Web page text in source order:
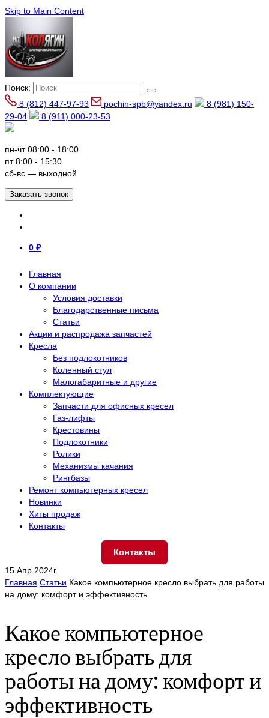
Skip to Main Content
Поиск:
8 (812) 447-97-93
pochin-spb@yandex.ru
8 (981) 150-
29-04
8 (911) 000-23-53
пн-чт 08:00 - 18:00
пт 8:00 - 15:30
сб-вс — выходной
Заказать звонок
0 ₽
Главная
О компании
Условия доставки
Благодарственные письма
Статьи
Акции и распродажа запчастей
Кресла
Без подлокотников
Коленный стул
Малогабаритные и другие
Комплектующие
Запчасти для офисных кресел
Газ-лифты
Крестовины
Подлокотники
Ролики
Механизмы качания
Рингбазы
Ремонт компьютерных кресел
Новинки
Хиты продаж
Контакты
Контакты
15 Апр 2024г
Главная Статьи Какое компьютерное кресло выбрать для работы
на дому: комфорт и эффективность
Какое компьютерное
кресло выбрать для
работы на дому: комфорт и
эффективность